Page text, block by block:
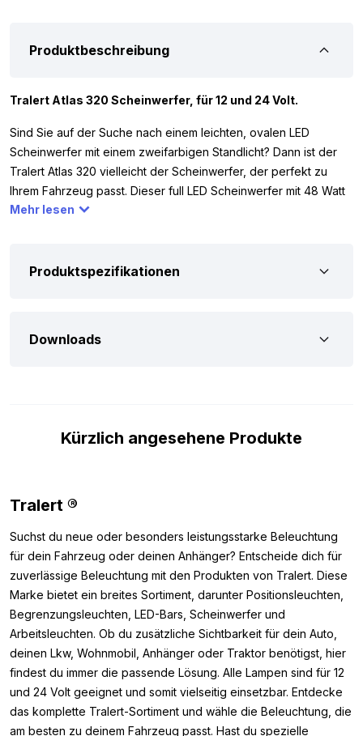
Produktbeschreibung
Tralert Atlas 320 Scheinwerfer, für 12 und 24 Volt.
Sind Sie auf der Suche nach einem leichten, ovalen LED
Scheinwerfer mit einem zweifarbigen Standlicht? Dann ist der
Tralert Atlas 320 vielleicht der Scheinwerfer, der perfekt zu
Ihrem Fahrzeug passt. Dieser full LED Scheinwerfer mit 48 Watt
hat 10 helle LED-Punkte und liefert eine Lichtleistung von 3000
sondern auch ein modernes Aussehen. Der Tralert Atlas 320
CISPR-25 Klasse 5-Prüfzeichen, was bedeutet, dass die LED
langen Anschlusskabel geliefert, sodass Sie eine große
Montagefreiheit haben.
Abmessungen:
Da Sie sicher sein wollen, dass Sie den Scheinwerfer dort
montieren können, wo Sie möchten, haben wir Ihnen im
Folgenden die Abmessungen der Einheit notiert. Die
Abmessungen des Tralert Atlas 320 / WD4830 LED
Scheinwerfers sind wie folgt:
Höhe: 138,4 mm (177,5 inkl. Halter)
Breite: 244,4 mm
Mehr lesen
Produktspezifikationen
Downloads
Kürzlich angesehene Produkte
Tralert ®
Suchst du neue oder besonders leistungsstarke Beleuchtung
für dein Fahrzeug oder deinen Anhänger? Entscheide dich für
zuverlässige Beleuchtung mit den Produkten von Tralert. Diese
Marke bietet ein breites Sortiment, darunter Positionsleuchten,
Begrenzungsleuchten, LED-Bars, Scheinwerfer und
Arbeitsleuchten. Ob du zusätzliche Sichtbarkeit für dein Auto,
deinen Lkw, Wohnmobil, Anhänger oder Traktor benötigst, hier
findest du immer die passende Lösung. Alle Lampen sind für 12
und 24 Volt geeignet und somit vielseitig einsetzbar. Entdecke
das komplette Tralert-Sortiment und wähle die Beleuchtung, die
am besten zu deinem Fahrzeug passt. Hast du spezielle